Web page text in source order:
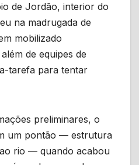
de Jordão, interior do
na madrugada de
mobilizado
de equipes de
tarefa para tentar
preliminares, o
um pontão — estrutura
rio — quando acabou